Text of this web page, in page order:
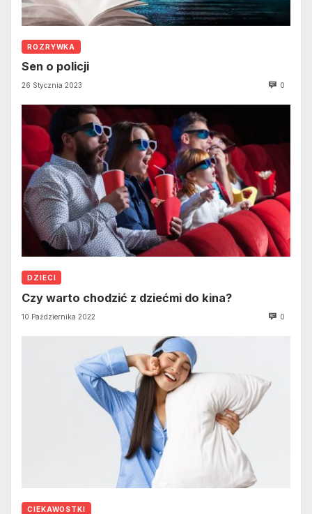
ROZRYWKA
Sen o policji
26 Stycznia 2023 0
DZIECI
Czy warto chodzić z dziećmi do kina?
10 Października 2022 0
CIEKAWOSTKI